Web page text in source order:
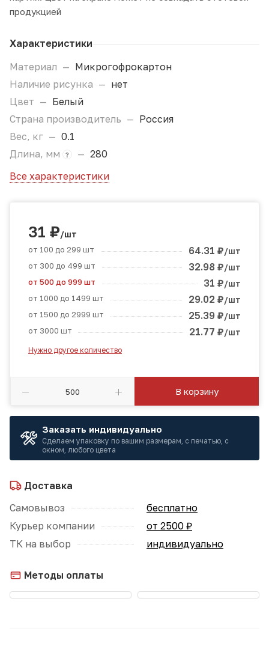
продукцией
Характеристики
Материал — Микрогофрокартон
Наличие рисунка — нет
Цвет — Белый
Страна производитель — Россия
Вес, кг — 0.1
Длина, мм
? — 280
Все характеристики
31 ₽/шт
от 100 до 299 шт 64.31 ₽/шт
от 300 до 499 шт 32.98 ₽/шт
от 500 до 999 шт 31 ₽/шт
от 1000 до 1499 шт 29.02 ₽/шт
от 1500 до 2999 шт 25.39 ₽/шт
от 3000 шт 21.77 ₽/шт
Нужно другое количество
В корзину
Заказать индивидуально
Сделаем упаковку по вашим размерам, с печатью, с
окном, любого цвета
Доставка
Самовывоз
бесплатно
Курьер компании
от 2500 ₽
ТК на выбор
индивидуально
Методы оплаты